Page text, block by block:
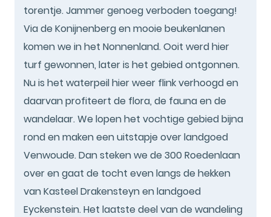
torentje. Jammer genoeg verboden toegang!
Via de Konijnenberg en mooie beukenlanen
komen we in het Nonnenland. Ooit werd hier
turf gewonnen, later is het gebied ontgonnen.
Nu is het waterpeil hier weer flink verhoogd en
daarvan profiteert de flora, de fauna en de
wandelaar. We lopen het vochtige gebied bijna
rond en maken een uitstapje over landgoed
Venwoude. Dan steken we de 300 Roedenlaan
over en gaat de tocht even langs de hekken
van Kasteel Drakensteyn en landgoed
Eyckenstein. Het laatste deel van de wandeling